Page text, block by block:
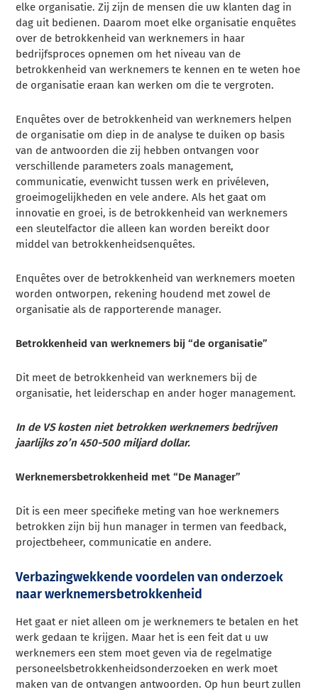
elke organisatie. Zij zijn de mensen die uw klanten dag in
dag uit bedienen. Daarom moet elke organisatie enquêtes
over de betrokkenheid van werknemers in haar
bedrijfsproces opnemen om het niveau van de
betrokkenheid van werknemers te kennen en te weten hoe
de organisatie eraan kan werken om die te vergroten.
Enquêtes over de betrokkenheid van werknemers helpen
de organisatie om diep in de analyse te duiken op basis
van de antwoorden die zij hebben ontvangen voor
verschillende parameters zoals management,
communicatie, evenwicht tussen werk en privéleven,
groeimogelijkheden en vele andere. Als het gaat om
innovatie en groei, is de betrokkenheid van werknemers
een sleutelfactor die alleen kan worden bereikt door
middel van betrokkenheidsenquêtes.
Enquêtes over de betrokkenheid van werknemers moeten
worden ontworpen, rekening houdend met zowel de
organisatie als de rapporterende manager.
Betrokkenheid van werknemers bij “de organisatie”
Dit meet de betrokkenheid van werknemers bij de
organisatie, het leiderschap en ander hoger management.
In de VS kosten niet betrokken werknemers bedrijven
jaarlijks zo’n 450-500 miljard dollar.
Werknemersbetrokkenheid met “De Manager”
Dit is een meer specifieke meting van hoe werknemers
betrokken zijn bij hun manager in termen van feedback,
projectbeheer, communicatie en andere.
Verbazingwekkende voordelen van onderzoek
naar werknemersbetrokkenheid
Het gaat er niet alleen om je werknemers te betalen en het
werk gedaan te krijgen. Maar het is een feit dat u uw
werknemers een stem moet geven via de regelmatige
personeelsbetrokkenheidsonderzoeken en werk moet
maken van de ontvangen antwoorden. Op hun beurt zullen